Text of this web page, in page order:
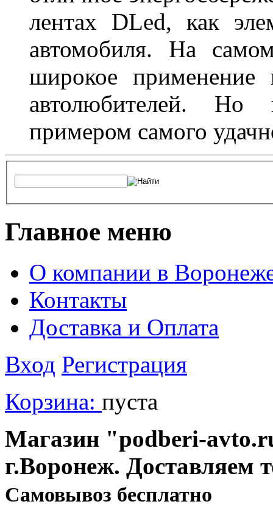
лентах DLed, как
автомобиля. На
широкое
автолюбителей. Но
примером самого
Главное меню
О компании в
Контакты
Доставка и Оплата
Вход Регистрация
Корзина: пуста
Магазин "podberi-
г.Воронеж. Доставляем
Cамовывоз бесплатно